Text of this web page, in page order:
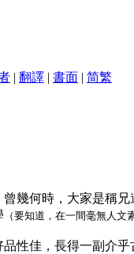
| 翻譯 | 書面 | 简繁
曾幾何時，大家是稱
（要知道，在一間毫無人文
性佳，長得一副介